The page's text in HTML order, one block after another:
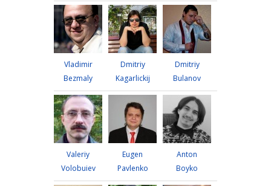
Vladimir
Bezmaly
Dmitriy
Kagarlickij
Dmitriy
Bulanov
Valeriy
Volobuiev
Eugen
Pavlenko
Anton
Boyko